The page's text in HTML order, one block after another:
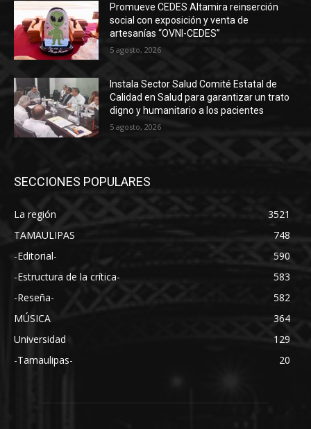
Promueve CEDES Altamira reinserción
social con exposición y venta de
artesanías “OVNI-CEDES”
5 agosto, 2026
Instala Sector Salud Comité Estatal de
Calidad en Salud para garantizar un trato
digno y humanitario a los pacientes
5 agosto, 2026
SECCIONES POPULARES
La región
3521
TAMAULIPAS
748
-Editorial-
590
-Estructura de la crítica-
583
-Reseña-
582
MÚSICA
364
Universidad
129
-Tamaulipas-
20